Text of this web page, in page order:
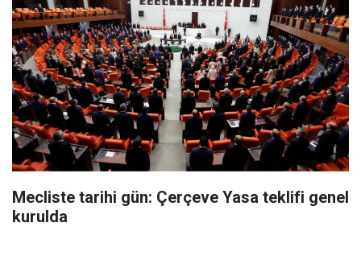
Mecliste tarihi gün: Çerçeve Yasa teklifi genel
kurulda